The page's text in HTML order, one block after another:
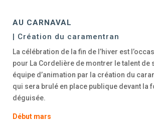
AU CARNAVAL
| Création du caramentran
La célébration de la fin de l’hiver est
pour La Cordelière de montrer le talent de
équipe d’animation par la création du
qui sera brulé en place publique devant la
déguisée.
Début mars